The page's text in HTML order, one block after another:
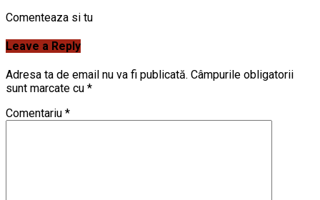
Comenteaza si tu
Leave a Reply
Adresa ta de email nu va fi publicată. Câmpurile obligatorii
sunt marcate cu *
Comentariu *